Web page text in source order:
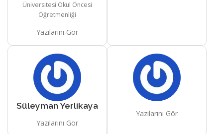
Üniversitesi Okul Öncesi
Öğretmenliği
Yazılarını Gör
Süleyman Yerlikaya
Yazılarını Gör
Yazılarını Gör